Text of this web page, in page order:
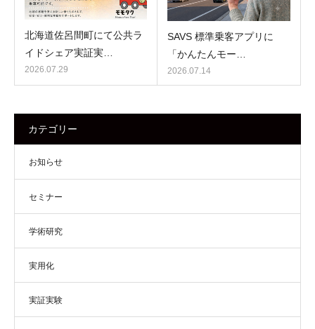
北海道佐呂間町にて公共ラ
イドシェア実証実…
2026.07.29
SAVS 標準乗客アプリに
「かんたんモー…
2026.07.14
カテゴリー
お知らせ
セミナー
学術研究
実用化
実証実験